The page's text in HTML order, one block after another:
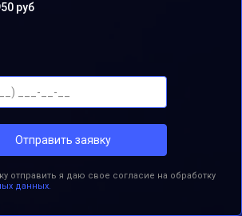
руб
Отправить заявку
отправить я даю свое согласие на обработку
данных.